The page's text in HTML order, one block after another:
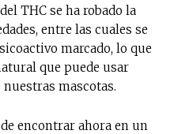
THC se ha robado la
entre las cuales se
marcado, lo que
que puede usar
mascotas.
encontrar ahora en un